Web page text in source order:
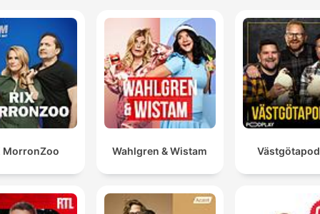
MorronZoo Wahlgren & Wistam